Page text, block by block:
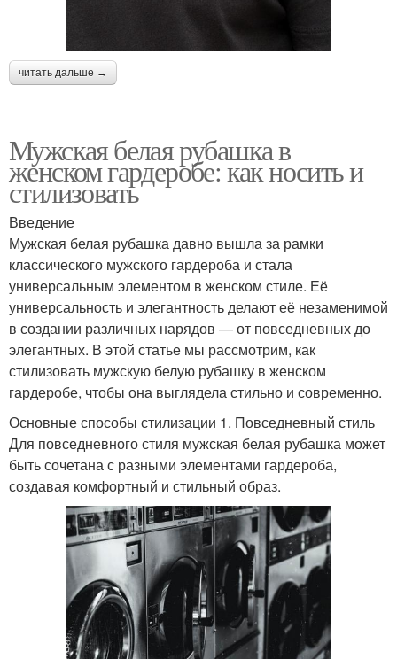
читать дальше →
Мужская белая рубашка в
женском гардеробе: как носить и
стилизовать
Введение
Мужская белая рубашка давно вышла за рамки
классического мужского гардероба и стала
универсальным элементом в женском стиле. Её
универсальность и элегантность делают её незаменимой
в создании различных нарядов — от повседневных до
элегантных. В этой статье мы рассмотрим, как
стилизовать мужскую белую рубашку в женском
гардеробе, чтобы она выглядела стильно и современно.
Основные способы стилизации 1. Повседневный стиль
Для повседневного стиля мужская белая рубашка может
быть сочетана с разными элементами гардероба,
создавая комфортный и стильный образ.